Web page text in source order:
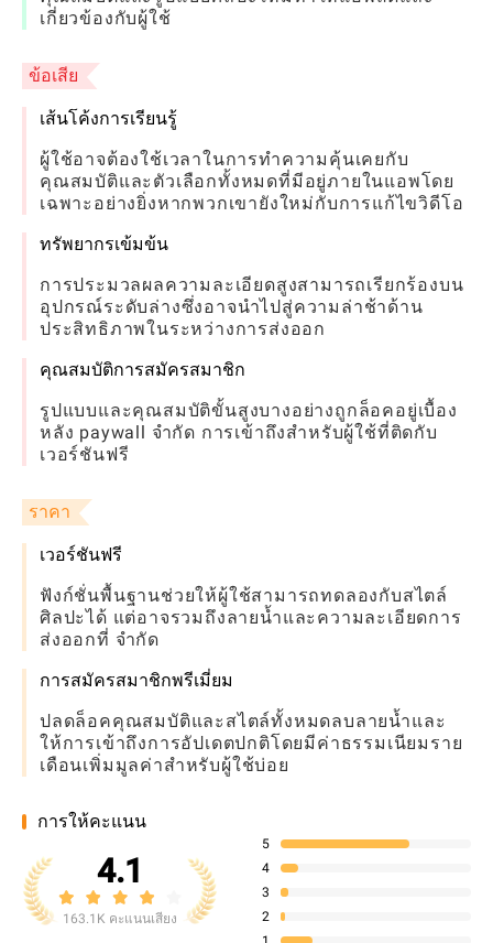
เกี่ยวข้องกับผู้ใช้
ข้อเสีย
เส้นโค้งการเรียนรู้
ผู้ใช้อาจต้องใช้เวลาในการทำความคุ้นเคยกับ
คุณสมบัติและตัวเลือกทั้งหมดที่มีอยู่ภายในแอพโดย
เฉพาะอย่างยิ่งหากพวกเขายังใหม่กับการแก้ไขวิดีโอ
ทรัพยากรเข้มข้น
การประมวลผลความละเอียดสูงสามารถเรียกร้องบน
อุปกรณ์ระดับล่างซึ่งอาจนำไปสู่ความล่าช้าด้าน
ประสิทธิภาพในระหว่างการส่งออก
คุณสมบัติการสมัครสมาชิก
รูปแบบและคุณสมบัติขั้นสูงบางอย่างถูกล็อคอยู่เบื้อง
หลัง paywall จำกัด การเข้าถึงสำหรับผู้ใช้ที่ติดกับ
เวอร์ชันฟรี
ราคา
เวอร์ชันฟรี
ฟังก์ชั่นพื้นฐานช่วยให้ผู้ใช้สามารถทดลองกับสไตล์
ศิลปะได้ แต่อาจรวมถึงลายน้ำและความละเอียดการ
ส่งออกที่ จำกัด
การสมัครสมาชิกพรีเมี่ยม
ปลดล็อคคุณสมบัติและสไตล์ทั้งหมดลบลายน้ำและ
ให้การเข้าถึงการอัปเดตปกติโดยมีค่าธรรมเนียมราย
เดือนเพิ่มมูลค่าสำหรับผู้ใช้บ่อย
การให้คะแนน
4.1
163.1K คะแนนเสียง
5
4
3
2